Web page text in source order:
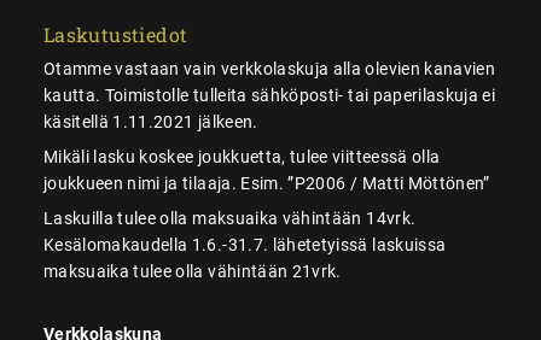
Laskutustiedot
Otamme vastaan vain verkkolaskuja alla olevien kanavien
kautta. Toimistolle tulleita sähköposti- tai paperilaskuja ei
käsitellä 1.11.2021 jälkeen.
Mikäli lasku koskee joukkuetta, tulee viitteessä olla
joukkueen nimi ja tilaaja. Esim. ”P2006 / Matti Möttönen”
Laskuilla tulee olla maksuaika vähintään 14vrk.
Kesälomakaudella 1.6.-31.7. lähetetyissä laskuissa
maksuaika tulee olla vähintään 21vrk.
Verkkolaskuna